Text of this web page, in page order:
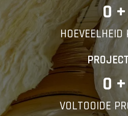
0 +
0 +
VOLTOOIDE